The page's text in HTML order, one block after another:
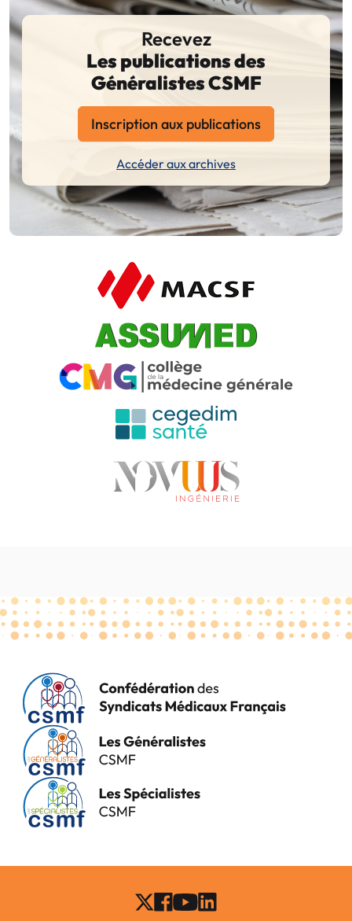
Recevez
Les publications des
Généralistes CSMF
Inscription aux publications
Accéder aux archives